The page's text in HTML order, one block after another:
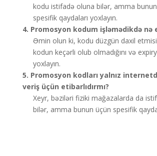
kodu istifadə oluna bilər, amma
spesifik qaydaları yoxlayın.
4. Promosyon kodum işləmədikdə nə
Əmin olun ki, kodu düzgün daxil
kodun keçərli olub olmadığını və
yoxlayın.
5. Promosyon kodları yalnız
veriş üçün etibarlıdırmı?
Xeyr, bəziləri fiziki mağazalarda da
bilər, amma bunun üçün spesifik